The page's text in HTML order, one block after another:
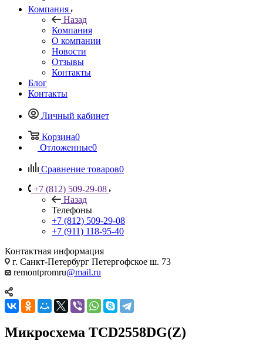
Компания
Назад
Компания
О компании
Новости
Отзывы
Контакты
Блог
Контакты
Личный кабинет
Корзина0
Отложенные0
Сравнение товаров0
+7 (812) 509-29-08
Назад
Телефоны
+7 (812) 509-29-08
+7 (911) 118-95-40
Контактная информация
г. Санкт-Петербург Петергофское ш. 73
remontpromru@mail.ru
Микросхема TCD2558DG(Z)